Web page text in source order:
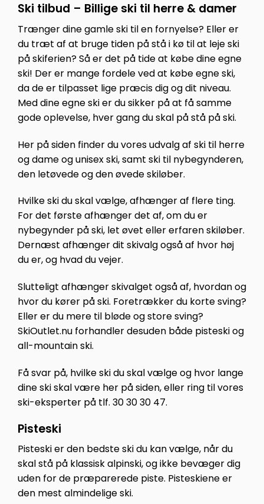
Ski tilbud – Billige ski til herre & damer
Trænger dine gamle ski til en fornyelse? Eller er
du træt af at bruge tiden på stå i kø til at leje ski
på skiferien? Så er det på tide at købe dine egne
ski! Der er mange fordele ved at købe egne ski,
da de er tilpasset lige præcis dig og dit niveau.
Med dine egne ski er du sikker på at få samme
gode oplevelse, hver gang du skal på stå på ski.
Her på siden finder du vores udvalg af ski til herre
og dame og unisex ski, samt ski til nybegynderen,
den letøvede og den øvede skiløber.
Hvilke ski du skal vælge, afhænger af flere ting.
For det første afhænger det af, om du er
nybegynder på ski, let øvet eller erfaren skiløber.
Dernæst afhænger dit skivalg også af hvor høj
du er, og hvad du vejer.
Slutteligt afhænger skivalget også af, hvordan og
hvor du kører på ski. Foretrækker du korte sving?
Eller er du mere til bløde og store sving?
SkiOutlet.nu forhandler desuden både pisteski og
all-mountain ski.
Få svar på, hvilke ski du skal vælge og hvor lange
dine ski skal være her på siden, eller ring til vores
ski-eksperter på tlf. 30 30 30 47.
Pisteski
Pisteski er den bedste ski du kan vælge, når du
skal stå på klassisk alpinski, og ikke bevæger dig
uden for de præparerede piste. Pisteskiene er
den mest almindelige ski.